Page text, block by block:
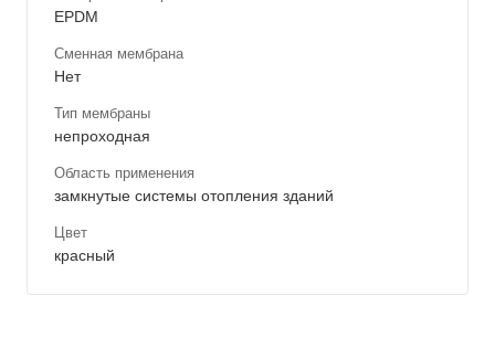
EPDM
Сменная мембрана
Нет
Тип мембраны
непроходная
Область применения
замкнутые системы отопления зданий
Цвет
красный